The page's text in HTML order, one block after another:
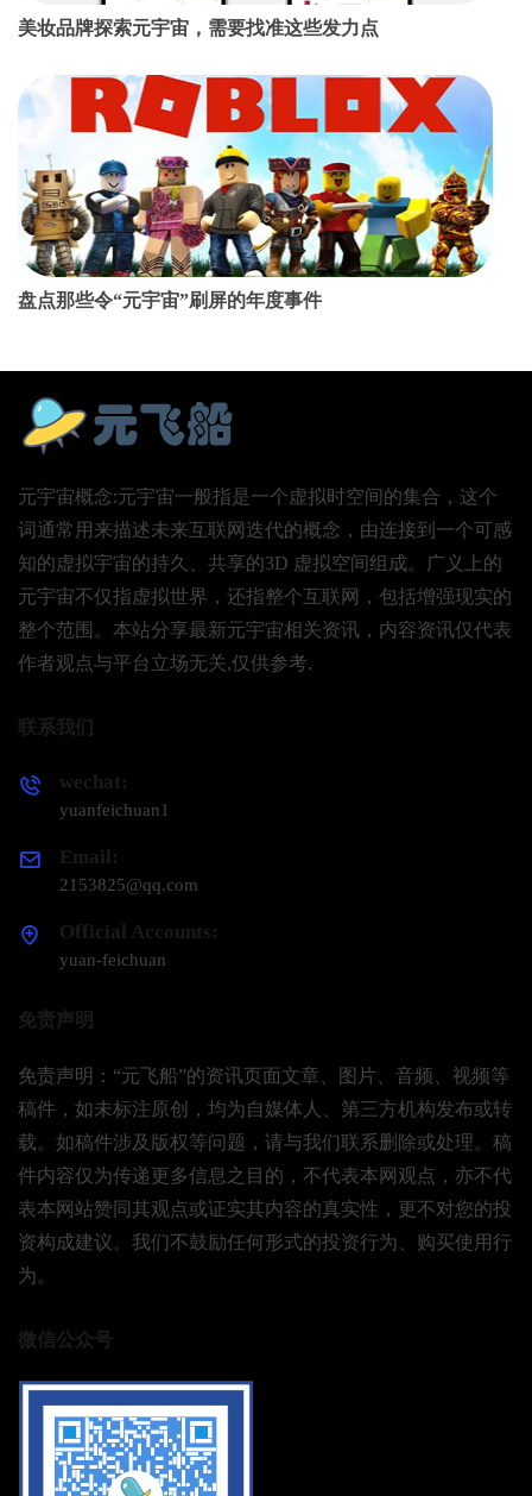
美妆品牌探索元宇宙，需要找准这些发力点
盘点那些令“元宇宙”刷屏的年度事件
元宇宙概念:元宇宙一般指是一个虚拟时空间的集合，这个
词通常用来描述未来互联网迭代的概念，由连接到一个可感
知的虚拟宇宙的持久、共享的3D 虚拟空间组成。广义上的
元宇宙不仅指虚拟世界，还指整个互联网，包括增强现实的
整个范围。本站分享最新元宇宙相关资讯，内容资讯仅代表
作者观点与平台立场无关,仅供参考.
联系我们
wechat:
yuanfeichuan1
Email:
2153825@qq.com
Official Accounts:
yuan-feichuan
免责声明
免责声明：“元飞船”的资讯页面文章、图片、音频、视频等
稿件，如未标注原创，均为自媒体人、第三方机构发布或转
载。如稿件涉及版权等问题，请与我们联系删除或处理。稿
件内容仅为传递更多信息之目的，不代表本网观点，亦不代
表本网站赞同其观点或证实其内容的真实性，更不对您的投
资构成建议。我们不鼓励任何形式的投资行为、购买使用行
为。
微信公众号